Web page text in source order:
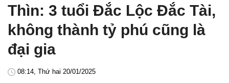
Thìn: 3 tuổi Đắc Lộc Đắc Tài,
không thành tỷ phú cũng là
đại gia
08:14, Thứ hai 20/01/2025